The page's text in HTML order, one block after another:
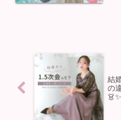
結
の
👗✨